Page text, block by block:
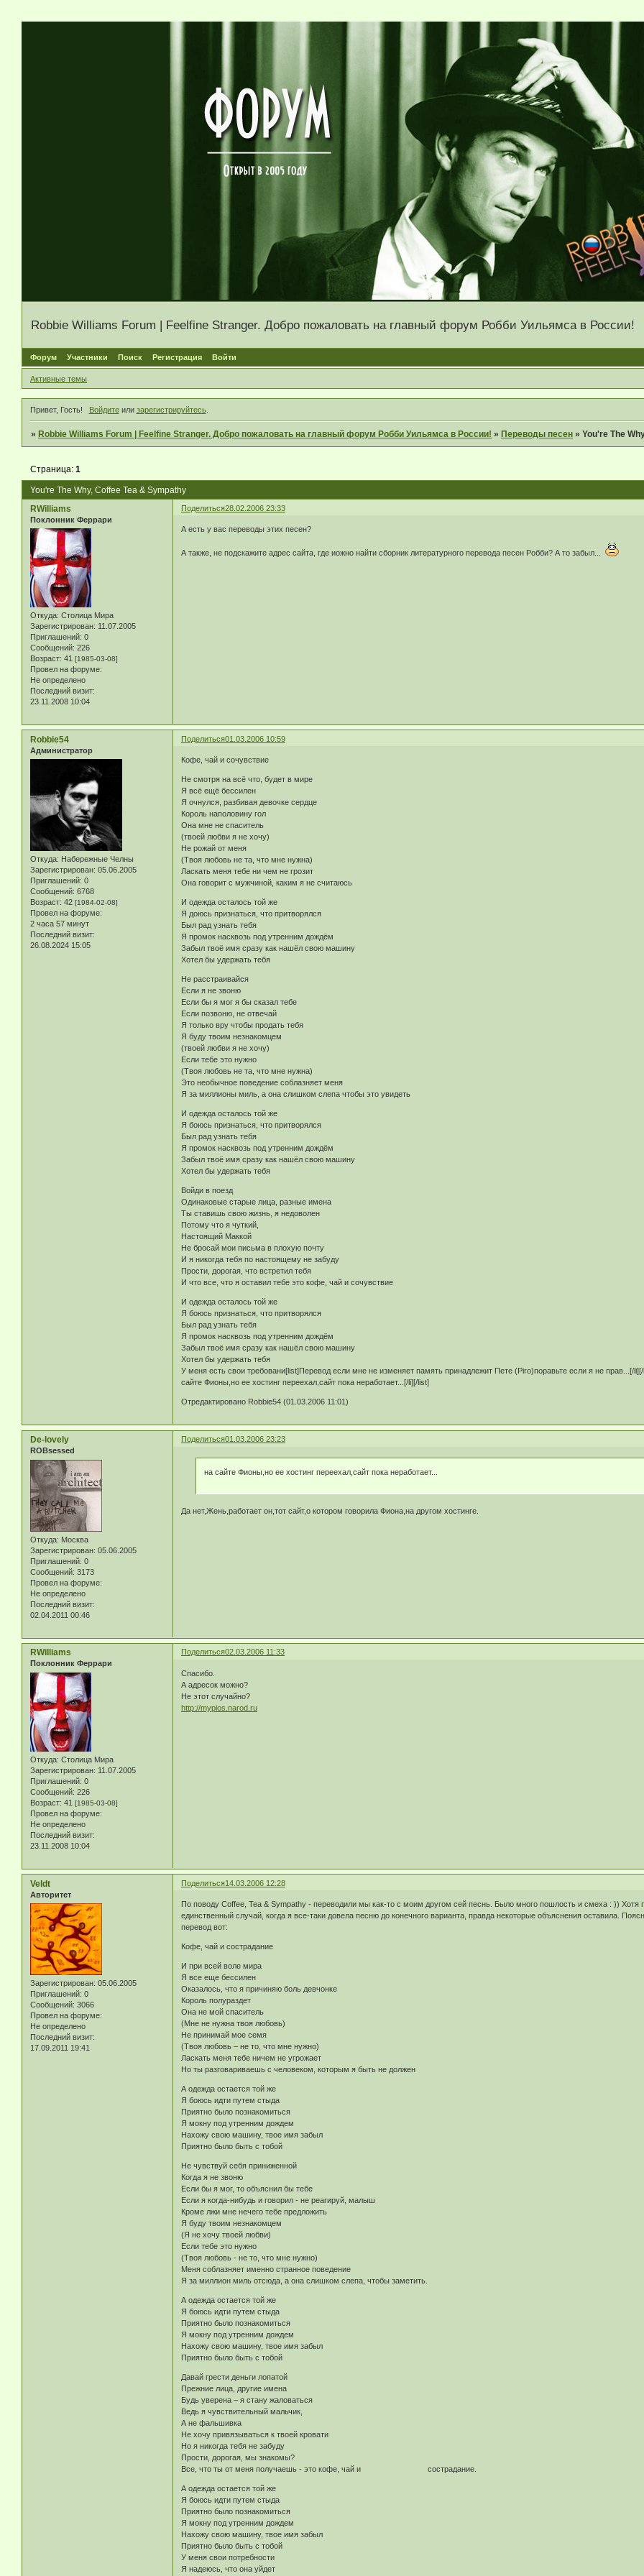
Robbie Williams Forum | Feelfine Stranger. Добро пожаловать на главный форум Робби Уильямса в России!
Форум Участники Поиск Регистрация Войти
Активные темы
Привет, Гость! Войдитеили зарегистрируйтесь.
» Robbie Williams Forum | Feelfine Stranger. Добро пожаловать на главный форум Робби Уильямса в России! » Переводы песен »You're The
You're The Why, Coffee Tea & Sympathy
Страница:1
Поделиться28.02.2006 23:33
RWilliams
Поклонник Феррари
Откуда: Столица Мира
Зарегистрирован: 11.07.2005
Приглашений: 0
Сообщений: 226
Возраст: 41 [1985-03-08]
Провел на форуме:
Не определено
Последний визит:
23.11.2008 10:04
А есть у вас переводы этих песен?
А также, не подскажите адрес сайта, где иожно найти сборник литературного перевода песен Робби? А то забыл...
Поделиться01.03.2006 10:59
Robbie54
Администратор
Откуда: Набережные Челны
Зарегистрирован: 05.06.2005
Приглашений: 0
Сообщений: 6768
Возраст: 42 [1984-02-08]
Провел на форуме:
2 часа 57 минут
Последний визит:
26.08.2024 15:05
Кофе, чай и сочувствие
Не смотря на всё что, будет в мире
Я всё ещё бессилен
Я очнулся, разбивая девочке сердце
Король наполовину гол
Она мне не спаситель
(твоей любви я не хочу)
Не рожай от меня
(Твоя любовь не та, что мне нужна)
Ласкать меня тебе ни чем не грозит
Она говорит с мужчиной, каким я не считаюсь
И одежда осталось той же
Я доюсь признаться, что притворялся
Был рад узнать тебя
Я промок насквозь под утренним дождём
Забыл твоё имя сразу как нашёл свою машину
Хотел бы удержать тебя
Не расстраивайся
Если я не звоню
Если бы я мог я бы сказал тебе
Если позвоню, не отвечай
Я только вру чтобы продать тебя
Я буду твоим незнакомцем
(твоей любви я не хочу)
Если тебе это нужно
(Твоя любовь не та, что мне нужна)
Это необычное поведение соблазняет меня
Я за миллионы миль, а она слишком слепа чтобы это увидеть
И одежда осталось той же
Я боюсь признаться, что притворялся
Был рад узнать тебя
Я промок насквозь под утренним дождём
Забыл твоё имя сразу как нашёл свою машину
Хотел бы удержать тебя
Войди в поезд
Одинаковые старые лица, разные имена
Ты ставишь свою жизнь, я недоволен
Потому что я чуткий,
Настоящий Маккой
Не бросай мои письма в плохую почту
И я никогда тебя по настоящему не забуду
Прости, дорогая, что встретил тебя
И что все, что я оставил тебе это кофе, чай и сочувствие
И одежда осталось той же
Я боюсь признаться, что притворялся
Был рад узнать тебя
Я промок насквозь под утренним дождём
Забыл твоё имя сразу как нашёл свою машину
Хотел бы удержать тебя
У меня есть свои требовани[list]Перевод если мне не изменяет память принадлежит Пете (Piro)поравьте если я не прав...[/
сайте Фионы,но ее хостинг переехал,сайт пока неработает...[/li][/list]
Отредактировано Robbie54 (01.03.2006 11:01)
Поделиться01.03.2006 23:23
De-lovely
ROBsessed
Откуда: Москва
Зарегистрирован: 05.06.2005
Приглашений: 0
Сообщений: 3173
Провел на форуме:
Не определено
Последний визит:
02.04.2011 00:46
на сайте Фионы,но ее хостинг переехал,сайт пока неработает...
Да нет,Жень,работает он,тот сайт,о котором говорила Фиона,на другом хостинге.
Поделиться02.03.2006 11:33
RWilliams
Поклонник Феррари
Откуда: Столица Мира
Зарегистрирован: 11.07.2005
Приглашений: 0
Сообщений: 226
Возраст: 41 [1985-03-08]
Провел на форуме:
Не определено
Последний визит:
23.11.2008 10:04
Спасибо.
А адресок можно?
Не этот случайно?
http://mypios.narod.ru
Поделиться14.03.2006 12:28
Veldt
Авторитет
Зарегистрирован: 05.06.2005
Приглашений: 0
Сообщений: 3066
Провел на форуме:
Не определено
Последний визит:
17.09.2011 19:41
По поводу Coffee, Tea & Sympathy - переводили мы как-то с моим другом сей песнь. Было много пошлость и смеха : ))
единственный случай, когда я все-таки довела песню до конечного варианта, правда некоторые объяснения оставила.
перевод вот:
Кофе, чай и сострадание
И при всей воле мира
Я все еще бессилен
Оказалось, что я причиняю боль девчонке
Король полураздет
Она не мой спаситель
(Мне не нужна твоя любовь)
Не принимай мое семя
(Твоя любовь – не то, что мне нужно)
Ласкать меня тебе ничем не угрожает
Но ты разговариваешь с человеком, которым я быть не должен
А одежда остается той же
Я боюсь идти путем стыда
Приятно было познакомиться
Я мокну под утренним дождем
Нахожу свою машину, твое имя забыл
Приятно было быть с тобой
Не чувствуй себя приниженной
Когда я не звоню
Если бы я мог, то объяснил бы тебе
Если я когда-нибудь и говорил - не реагируй, малыш
Кроме лжи мне нечего тебе предложить
Я буду твоим незнакомцем
(Я не хочу твоей любви)
Если тебе это нужно
(Твоя любовь - не то, что мне нужно)
Меня соблазняет именно странное поведение
Я за миллион миль отсюда, а она слишком слепа, чтобы заметить.
А одежда остается той же
Я боюсь идти путем стыда
Приятно было познакомиться
Я мокну под утренним дождем
Нахожу свою машину, твое имя забыл
Приятно было быть с тобой
Давай грести деньги лопатой
Прежние лица, другие имена
Будь уверена – я стану жаловаться
Ведь я чувствительный мальчик,
А не фальшивка
Не хочу привязываться к твоей кровати
Но я никогда тебя не забуду
Прости, дорогая, мы знакомы?
Все, что ты от меня получаешь - это кофе, чай и сострадание.
А одежда остается той же
Я боюсь идти путем стыда
Приятно было познакомиться
Я мокну под утренним дождем
Нахожу свою машину, твое имя забыл
Приятно было быть с тобой
У меня свои потребности
Я надеюсь, что она уйдет